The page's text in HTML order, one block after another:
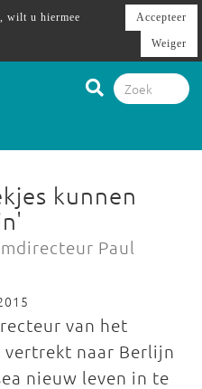
kunnen
Paul
van het
vertrekt naar Berlijn
nieuw leven in te
wilt u hiermee
Accepteer
Weiger